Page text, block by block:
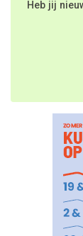
Heb jij